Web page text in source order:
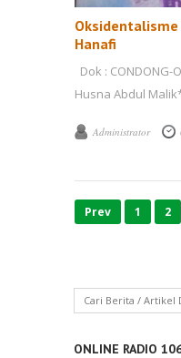
Hanafi
Dok : CONDONG-
Husna Abdul
dari bahasa latin ...
Administrator
Prev 1 2
ONLINE RADIO